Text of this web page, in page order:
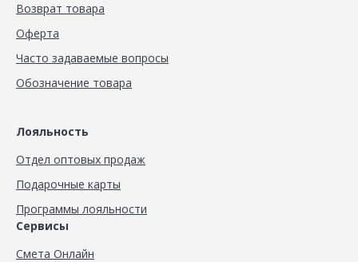
Возврат товара
Оферта
Часто задаваемые вопросы
Обозначение товара
Лояльность
Отдел оптовых продаж
Подарочные карты
Программы лояльности
Сервисы
Смета Онлайн